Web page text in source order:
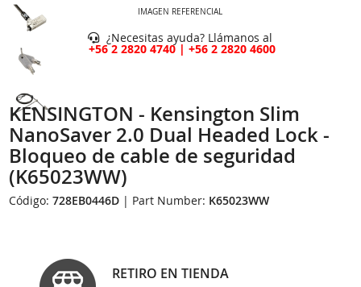
IMAGEN REFERENCIAL
¿Necesitas ayuda? Llámanos al
+56 2 2820 4740 | +56 2 2820 4600
KENSINGTON - Kensington Slim
NanoSaver 2.0 Dual Headed Lock -
Bloqueo de cable de seguridad
(K65023WW)
Código:728EB0446D | Part Number: K65023WW
RETIRO EN TIENDA